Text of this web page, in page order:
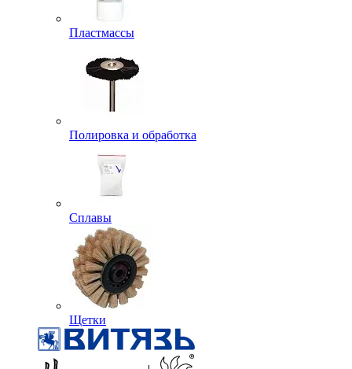
Пластмассы
Полировка и обработка
Сплавы
Щетки